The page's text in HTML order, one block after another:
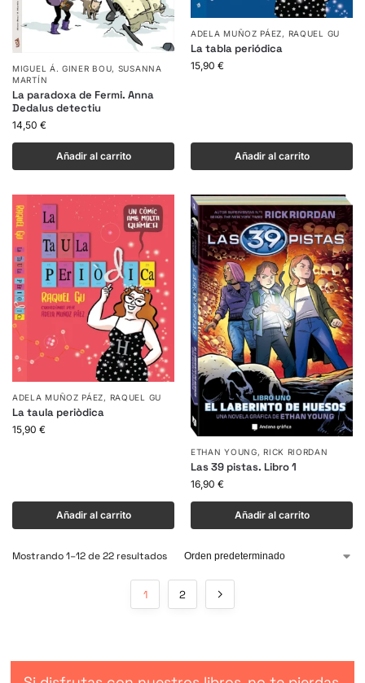
MIGUEL Á. GINER BOU, SUSANNA
MARTÍN
La paradoxa de Fermi. Anna
Dedalus detectiu
14,50 €
Añadir al carrito
ADELA MUÑOZ PÁEZ, RAQUEL GU
La tabla periódica
15,90 €
Añadir al carrito
ADELA MUÑOZ PÁEZ, RAQUEL GU
La taula periòdica
15,90 €
Añadir al carrito
ETHAN YOUNG, RICK RIORDAN
Las 39 pistas. Libro 1
16,90 €
Añadir al carrito
Mostrando 1–12 de 22 resultados
1 2